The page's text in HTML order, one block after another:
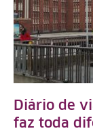
Diário de
faz toda